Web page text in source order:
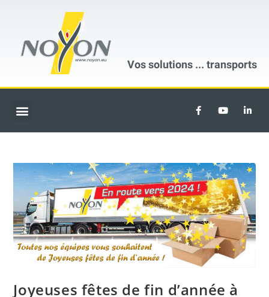
Vos solutions ... transports
Joyeuses fêtes de fin d’année à